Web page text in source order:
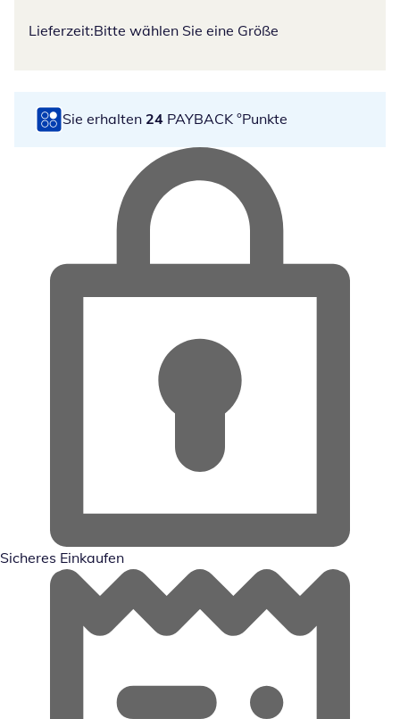
Lieferzeit:Bitte wählen Sie eine Größe
Sie erhalten 24 PAYBACK °Punkte
Sicheres Einkaufen